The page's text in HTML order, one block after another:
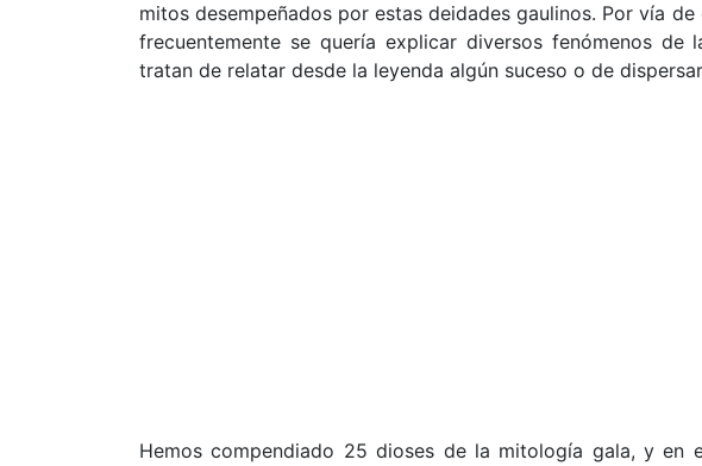
mitos desempeñados por estas deidades gaulinos. Por vía
frecuentemente se quería explicar diversos fenómenos de
tratan de relatar desde la leyenda algún suceso o de
Hemos compendiado 25 dioses de la mitología gala, y en